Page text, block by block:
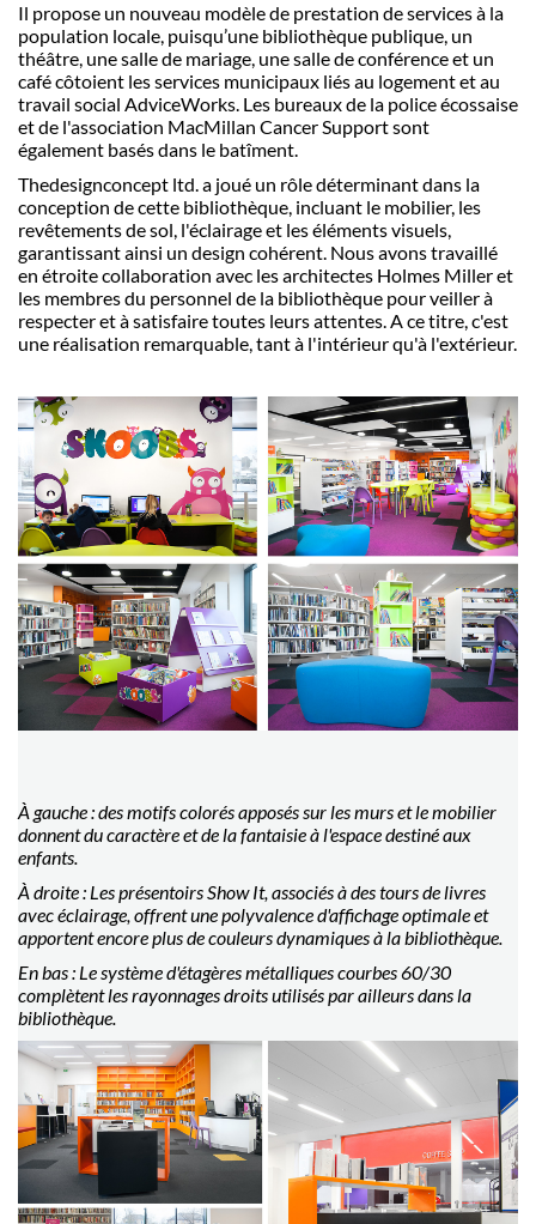
Il propose un nouveau modèle de prestation de services à la
population locale, puisqu’une bibliothèque publique, un
théâtre, une salle de mariage, une salle de conférence et un
café côtoient les services municipaux liés au logement et au
travail social AdviceWorks. Les bureaux de la police écossaise
et de l'association MacMillan Cancer Support sont
également basés dans le batîment.
Thedesignconcept ltd. a joué un rôle déterminant dans la
conception de cette bibliothèque, incluant le mobilier, les
revêtements de sol, l'éclairage et les éléments visuels,
garantissant ainsi un design cohérent. Nous avons travaillé
en étroite collaboration avec les architectes Holmes Miller et
les membres du personnel de la bibliothèque pour veiller à
respecter et à satisfaire toutes leurs attentes. A ce titre, c'est
une réalisation remarquable, tant à l'intérieur qu'à l'extérieur.
À gauche : des motifs colorés apposés sur les murs et le mobilier
donnent du caractère et de la fantaisie à l'espace destiné aux
enfants.
À droite : Les présentoirs Show It, associés à des tours de livres
avec éclairage, offrent une polyvalence d'affichage optimale et
apportent encore plus de couleurs dynamiques à la bibliothèque.
En bas : Le système d'étagères métalliques courbes 60/30
complètent les rayonnages droits utilisés par ailleurs dans la
bibliothèque.